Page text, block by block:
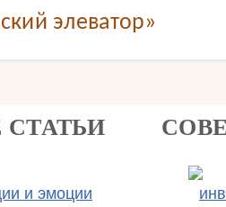
элеватор»